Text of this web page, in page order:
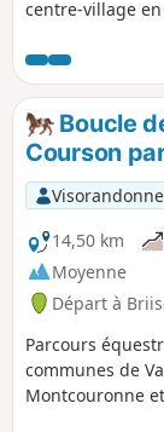
centre-village
coteau avec
Boucle
Courson
14,50 km
Moyenne
Départ à
Parcours
communes de
Montcouronne